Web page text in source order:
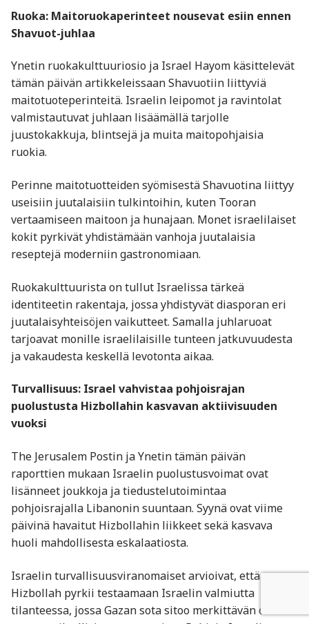
Ruoka: Maitoruokaperinteet nousevat esiin ennen
Shavuot-juhlaa
Ynetin ruokakulttuuriosio ja Israel Hayom käsittelevät
tämän päivän artikkeleissaan Shavuotiin liittyviä
maitotuoteperinteitä. Israelin leipomot ja ravintolat
valmistautuvat juhlaan lisäämällä tarjolle
juustokakkuja, blintsejä ja muita maitopohjaisia
ruokia.
Perinne maitotuotteiden syömisestä Shavuotina liittyy
useisiin juutalaisiin tulkintoihin, kuten Tooran
vertaamiseen maitoon ja hunajaan. Monet israelilaiset
kokit pyrkivät yhdistämään vanhoja juutalaisia
reseptejä moderniin gastronomiaan.
Ruokakulttuurista on tullut Israelissa tärkeä
identiteetin rakentaja, jossa yhdistyvät diasporan eri
juutalaisyhteisöjen vaikutteet. Samalla juhlaruoat
tarjoavat monille israelilaisille tunteen jatkuvuudesta
ja vakaudesta keskellä levotonta aikaa.
Turvallisuus: Israel vahvistaa pohjoisrajan
puolustusta Hizbollahin kasvavan aktiivisuuden
vuoksi
The Jerusalem Postin ja Ynetin tämän päivän
raporttien mukaan Israelin puolustusvoimat ovat
lisänneet joukkoja ja tiedustelutoimintaa
pohjoisrajalla Libanonin suuntaan. Syynä ovat viime
päivinä havaitut Hizbollahin liikkeet sekä kasvava
huoli mahdollisesta eskalaatiosta.
Israelin turvallisuusviranomaiset arvioivat, että
Hizbollah pyrkii testaamaan Israelin valmiutta
tilanteessa, jossa Gazan sota sitoo merkittävän osan